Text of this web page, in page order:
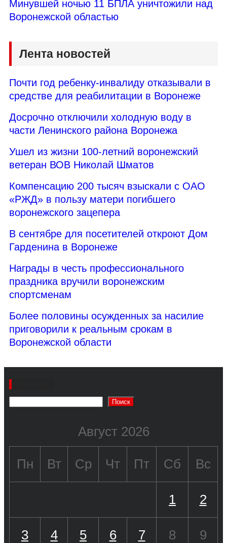
Минувшей ночью 11 БПЛА уничтожили над
Воронежской областью
Лента новостей
Почти год ребенку-инвалиду отказывали в
средстве для реабилитации в Воронеже
Досрочно отключили холодную воду в
части Ленинского района Воронежа
Ушел из жизни 100-летний воронежский
ветеран ВОВ Николай Шматов
Компенсацию 200 тысяч взыскали с ОАО
«РЖД» в пользу матери погибшего
воронежского зацепера
В сентябре для посетителей откроют Дом
Гарденина в Воронеже
Награды в честь профессионального
праздника вручили воронежским
спортсменам
Более половины осужденных за насилие
приговорили к реальным срокам в
Воронежской области
Поиск
Август 2026
Пн Вт Ср Чт Пт Сб Вс
1 2
3 4 5 6 7 8 9